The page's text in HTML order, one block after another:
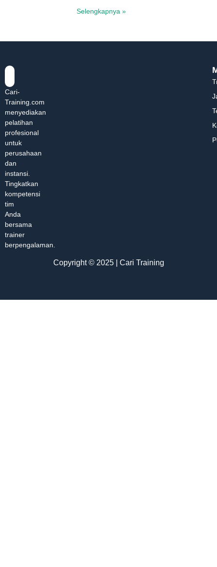
Selengkapnya »
Cari-
Training.com
menyediakan
pelatihan
profesional
untuk
perusahaan
dan
instansi.
Tingkatkan
kompetensi
tim
Anda
bersama
trainer
berpengalaman.
Copyright © 2025 | Cari Training